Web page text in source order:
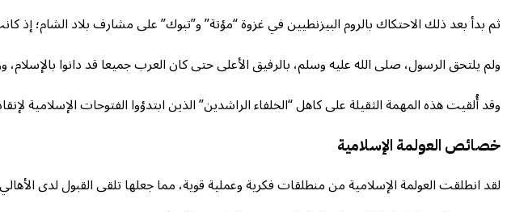
ثم بدأ بعد ذلك الاحتكاك بالروم البيزنطيين في غزوة “مؤتة” و”تبوك” على مشارف بلاد الشام؛ إذ
ولم يلتحق الرسول، صلى الله عليه وسلم، بالرفيق الأعلى حتى كان العرب جميعا قد دانوا
وقد أُلقيت هذه المهمة الثقيلة على كاهل “الخلفاء الراشدين” الذين ابتدؤوا الفتوحات الإسلامية
خصائص العولمة الإسلامية
لقد انطلقت العولمة الإسلامية من منطلقات فكرية وعملية قوية، مما جعلها تلقى القبول لدى